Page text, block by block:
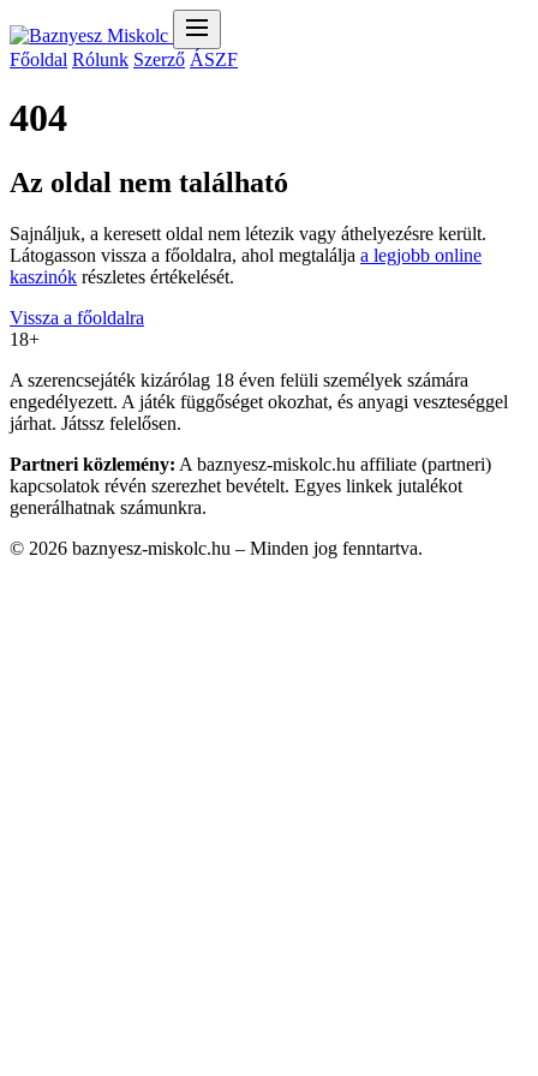
Főoldal Rólunk Szerző ÁSZF
404
Az oldal nem található
Sajnáljuk, a keresett oldal nem létezik vagy áthelyezésre került.
Látogasson vissza a főoldalra, ahol megtalálja a legjobb online
kaszinók részletes értékelését.
Vissza a főoldalra
18+
A szerencsejáték kizárólag 18 éven felüli személyek számára
engedélyezett. A játék függőséget okozhat, és anyagi veszteséggel
járhat. Játssz felelősen.
Partneri közlemény: A baznyesz-miskolc.hu affiliate (partneri)
kapcsolatok révén szerezhet bevételt. Egyes linkek jutalékot
generálhatnak számunkra.
© 2026 baznyesz-miskolc.hu – Minden jog fenntartva.